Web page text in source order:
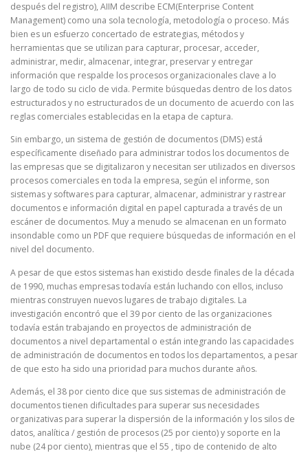
después del registro), AIIM describe ECM(Enterprise Content
Management) como una sola tecnología, metodología o proceso. Más
bien es un esfuerzo concertado de estrategias, métodos y
herramientas que se utilizan para capturar, procesar, acceder,
administrar, medir, almacenar, integrar, preservar y entregar
información que respalde los procesos organizacionales clave a lo
largo de todo su ciclo de vida. Permite búsquedas dentro de los datos
estructurados y no estructurados de un documento de acuerdo con las
reglas comerciales establecidas en la etapa de captura.
Sin embargo, un sistema de gestión de documentos (DMS) está
específicamente diseñado para administrar todos los documentos de
las empresas que se digitalizaron y necesitan ser utilizados en diversos
procesos comerciales en toda la empresa, según el informe, son
sistemas y softwares para capturar, almacenar, administrar y rastrear
documentos e información digital en papel capturada a través de un
escáner de documentos. Muy a menudo se almacenan en un formato
insondable como un PDF que requiere búsquedas de información en el
nivel del documento.
A pesar de que estos sistemas han existido desde finales de la década
de 1990, muchas empresas todavía están luchando con ellos, incluso
mientras construyen nuevos lugares de trabajo digitales. La
investigación encontró que el 39 por ciento de las organizaciones
todavía están trabajando en proyectos de administración de
documentos a nivel departamental o están integrando las capacidades
de administración de documentos en todos los departamentos, a pesar
de que esto ha sido una prioridad para muchos durante años.
Además, el 38 por ciento dice que sus sistemas de administración de
documentos tienen dificultades para superar sus necesidades
organizativas para superar la dispersión de la información y los silos de
datos, analítica / gestión de procesos (25 por ciento) y soporte en la
nube (24 por ciento), mientras que el 55 , tipo de contenido de alto